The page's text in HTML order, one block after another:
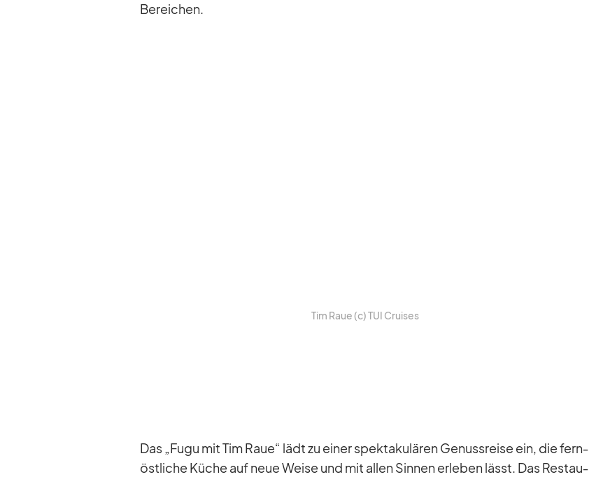
Be­rei­chen.
Tim Raue (c) TUI Crui­ses
Das „Fugu mit Tim Raue“ lädt zu ei­ner spek­ta­ku­lä­ren Ge­nuss­reise ein, die fern­
öst­li­che Kü­che auf neue Weise und mit al­len Sin­nen er­le­ben lässt. Das Re­stau­